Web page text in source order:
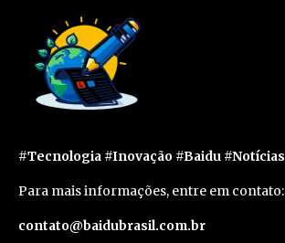
#Tecnologia #Inovação #Baidu #Notícias
Para mais informações, entre em contato:
contato@baidubrasil.com.br